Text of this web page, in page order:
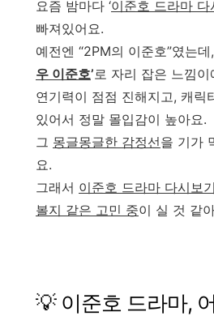
요즘 밤마다 ‘이준호 드라마 다
빠져있어요.
예전엔 “2PM의 이준호”였는
우 이준호’로 자리 잡은 느낌이
연기력이 점점 진해지고, 캐릭
있어서 정말 몰입감이 높아요.
그 몽글몽글한 감정선을 기가
요.
그래서 이준호 드라마 다시보
볼지 같은 고민 중이 실 것 같
💡 이준호 드라마,